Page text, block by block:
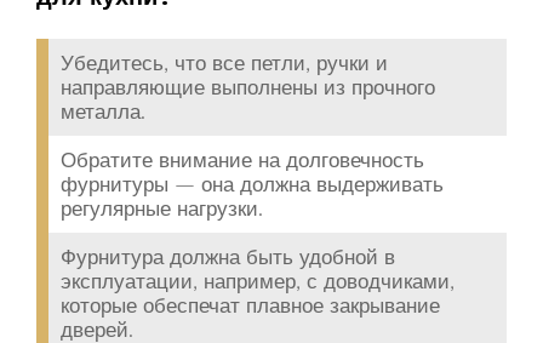
Убедитесь, что все петли, ручки и
направляющие выполнены из прочного
металла.
Обратите внимание на долговечность
фурнитуры — она должна выдерживать
регулярные нагрузки.
Фурнитура должна быть удобной в
эксплуатации, например, с доводчиками,
которые обеспечат плавное закрывание
дверей.